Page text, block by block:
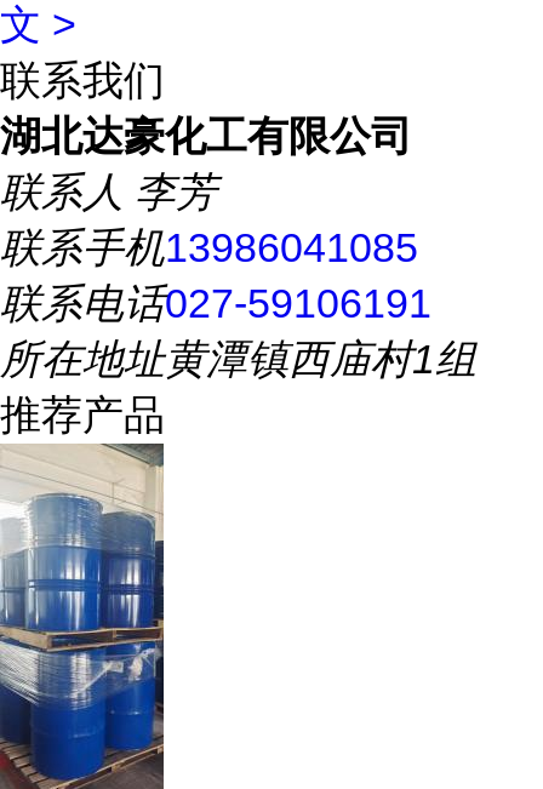
文 >
联系我们
湖北达豪化工有限公司
联系人 李芳
联系手机13986041085
联系电话027-59106191
所在地址黄潭镇西庙村1组
推荐产品